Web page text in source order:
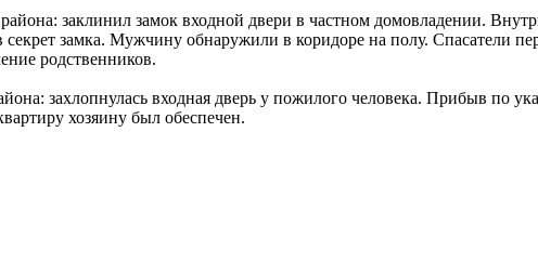
заклинил замок входной двери в частном домовладении.
замка. Мужчину обнаружили в коридоре на полу. Спасатели
родственников.
захлопнулась входная дверь у пожилого человека. Прибыв по
хозяину был обеспечен.